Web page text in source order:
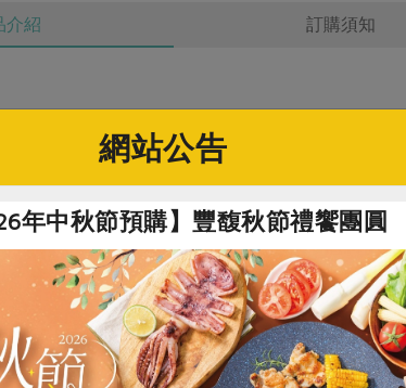
介紹 訂購須知
料)
菜企業股份有限公司
網站公告
年中秋節預購】豐馥秋節禮饗團圓